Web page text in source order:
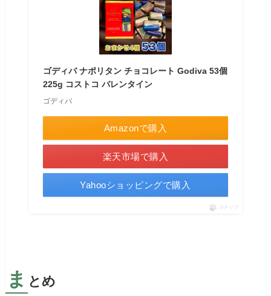
ゴディバ ナポリタン チョコレート Godiva 53個
225g コストコ バレンタイン
ゴディバ
Amazonで購入
楽天市場で購入
Yahooショッピングで購入
ポチップ
ま とめ